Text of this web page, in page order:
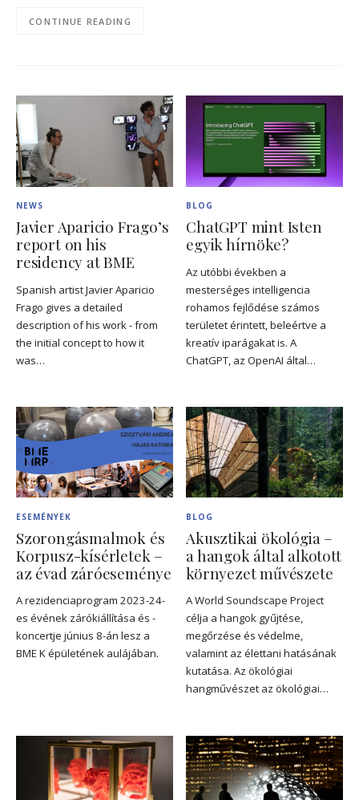
CONTINUE READING
NEWS
Javier Aparicio Frago’s
report on his
residency at BME
Spanish artist Javier Aparicio
Frago gives a detailed
description of his work - from
the initial concept to how it
was…
BLOG
ChatGPT mint Isten
egyik hírnöke?
Az utóbbi években a
mesterséges intelligencia
rohamos fejlődése számos
területet érintett, beleértve a
kreatív iparágakat is. A
ChatGPT, az OpenAI által…
ESEMÉNYEK
Szorongásmalmok és
Korpusz-kísérletek –
az évad záróeseménye
A rezidenciaprogram 2023-24-
es évének zárókiállítása és -
koncertje június 8-án lesz a
BME K épületének aulájában.
BLOG
Akusztikai ökológia –
a hangok által alkotott
környezet művészete
A World Soundscape Project
célja a hangok gyűjtése,
megőrzése és védelme,
valamint az élettani hatásának
kutatása. Az ökológiai
hangművészet az ökológiai…